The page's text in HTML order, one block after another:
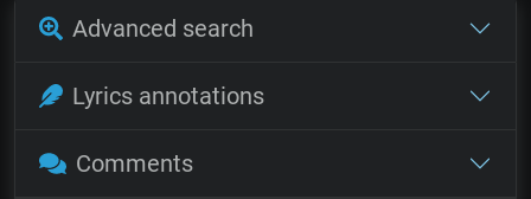
Advanced search
Lyrics annotations
Comments